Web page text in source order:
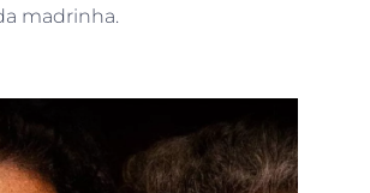
madrinha.